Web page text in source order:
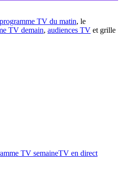
programme TV du matin, le
TV demain, audiences TV et grille
TV semaineTV en direct